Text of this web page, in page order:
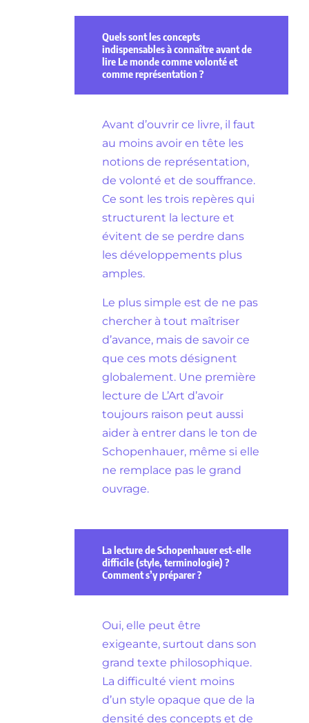
Quels sont les concepts
indispensables à connaître avant de
lire Le monde comme volonté et
comme représentation ?
Avant d’ouvrir ce livre, il faut
au moins avoir en tête les
notions de représentation,
de volonté et de souffrance.
Ce sont les trois repères qui
structurent la lecture et
évitent de se perdre dans
les développements plus
amples.
Le plus simple est de ne pas
chercher à tout maîtriser
d’avance, mais de savoir ce
que ces mots désignent
globalement. Une première
lecture de L’Art d’avoir
toujours raison peut aussi
aider à entrer dans le ton de
Schopenhauer, même si elle
ne remplace pas le grand
ouvrage.
La lecture de Schopenhauer est-elle
difficile (style, terminologie) ?
Comment s’y préparer ?
Oui, elle peut être
exigeante, surtout dans son
grand texte philosophique.
La difficulté vient moins
d’un style opaque que de la
densité des concepts et de